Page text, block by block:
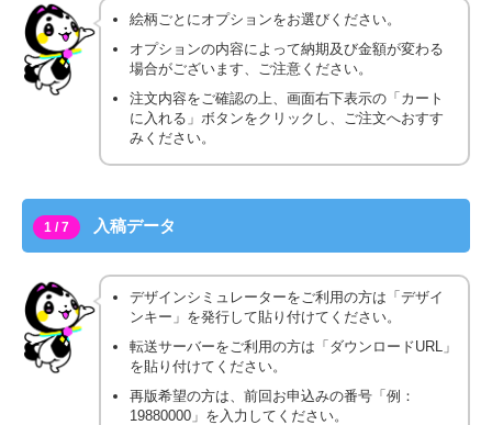
絵柄ごとにオプションをお選びください。
オプションの内容によって納期及び金額が変わる
場合がございます、ご注意ください。
注文内容をご確認の上、画面右下表示の「カート
に入れる」ボタンをクリックし、ご注文へおすす
みください。
1 / 7 入稿データ
デザインシミュレーターをご利用の方は「デザイ
ンキー」を発行して貼り付けてください。
転送サーバーをご利用の方は「ダウンロードURL」
を貼り付けてください。
再版希望の方は、前回お申込みの番号「例：
19880000」を入力してください。